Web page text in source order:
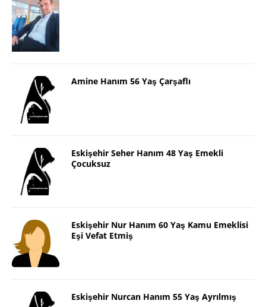
Amine Hanım 56 Yaş Çarşaflı
Eskişehir Seher Hanım 48 Yaş Emekli
Çocuksuz
Eskişehir Nur Hanım 60 Yaş Kamu Emeklisi
Eşi Vefat Etmiş
Eskişehir Nurcan Hanım 55 Yaş Ayrılmış